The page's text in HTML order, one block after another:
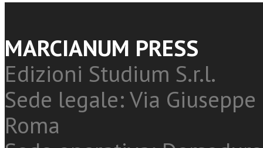
MARCIANUM PRESS
Edizioni Studium S.r.l.
Sede legale: Via
Roma